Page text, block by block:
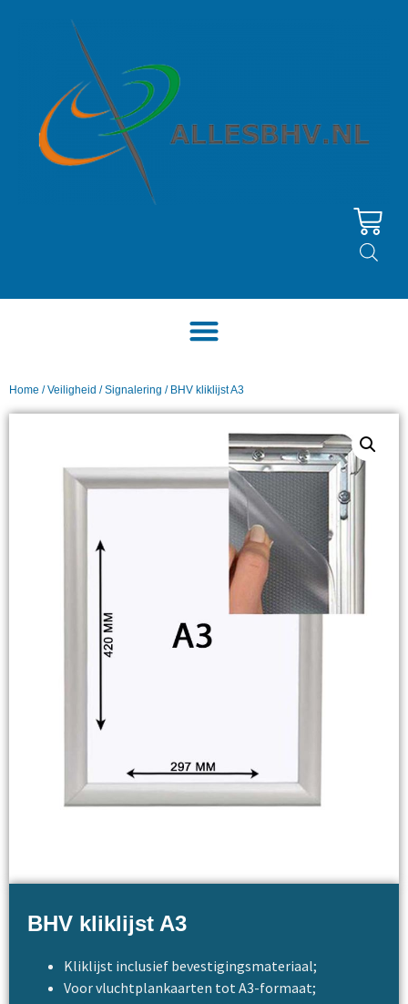
Home /Veiligheid /Signalering / BHV kliklijst A3
BHV kliklijst A3
Kliklijst inclusief bevestigingsmateriaal;
Voor vluchtplankaarten tot A3-formaat;